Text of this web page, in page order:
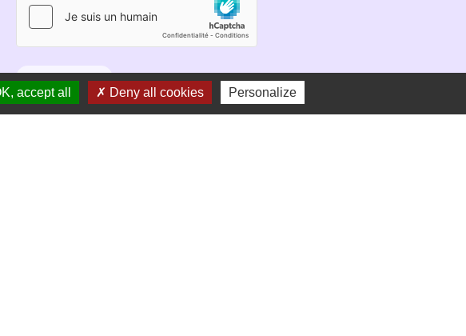
S'ABONNER
accept all Deny all cookies Personalize